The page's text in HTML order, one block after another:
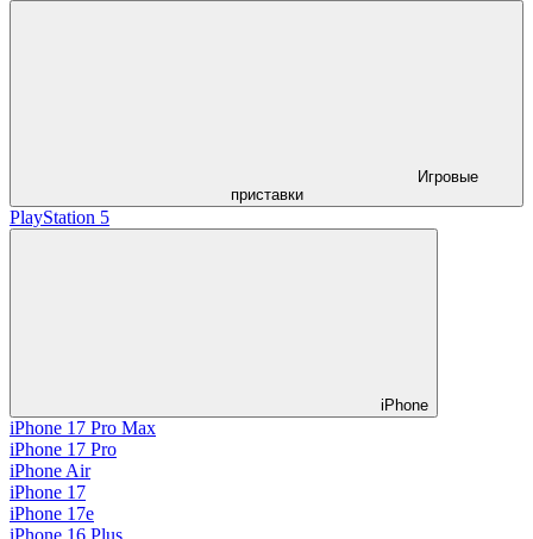
Игровые
приставки
PlayStation 5
iPhone
iPhone 17 Pro Max
iPhone 17 Pro
iPhone Air
iPhone 17
iPhone 17e
iPhone 16 Plus